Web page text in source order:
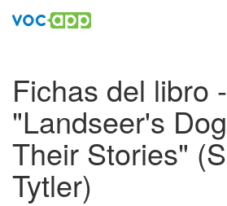
Fichas del libro -
"Landseer's
Their Stories"
Tytler)